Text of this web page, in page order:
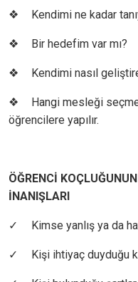
❖ Kendimi ne kadar
❖ Bir hedefim var mı?
❖ Kendimi nasıl
❖
Hangi mesleği
öğrencilere yapılır.
ÖĞRENCİ
İNANIŞLARI
✓ Kimse yanlış ya da
✓ Kişi ihtiyaç duyduğu